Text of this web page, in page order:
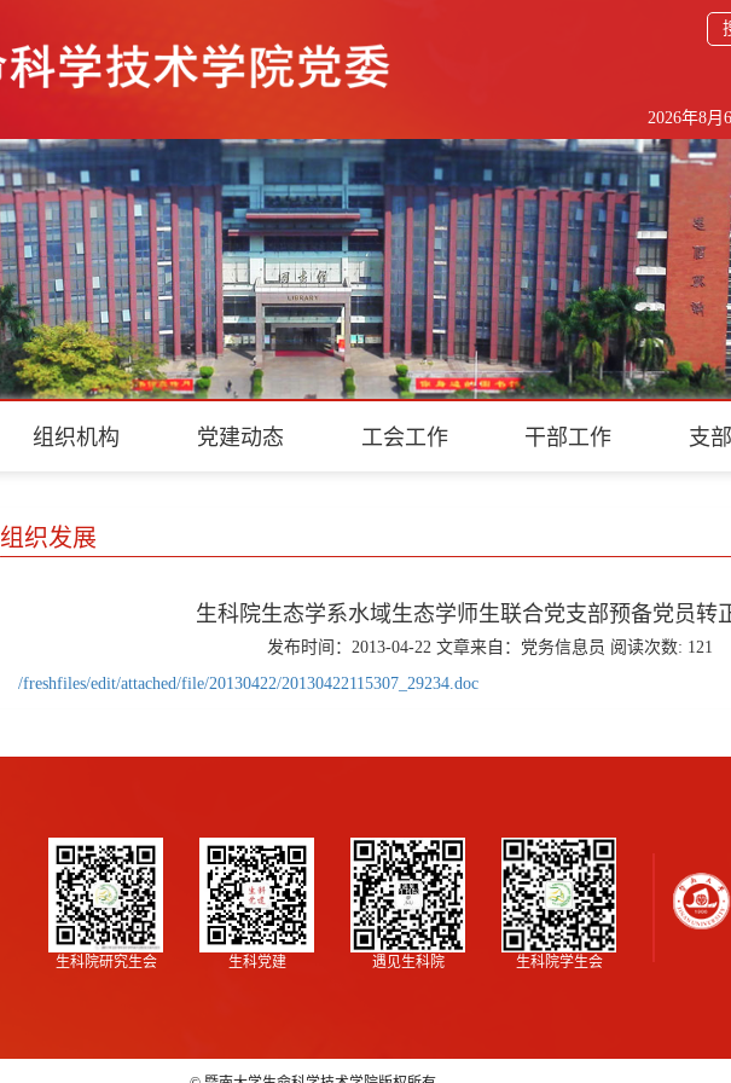
2026年8
组织机构 党建动态 工会工作 干部工作 支
组织发展
生科院生态学系水域生态学师生联合党支部预备党员转
发布时间：2013-04-22 文章来自：党务信息员 阅读次数: 121
/freshfiles/edit/attached/file/20130422/20130422115307_29234.doc
生科院研究生会 生科党建 遇见生科院 生科院学生会